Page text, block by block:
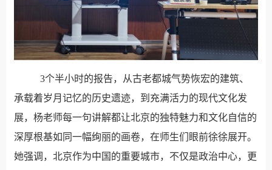
3个半小时的报告，从古老都城气势恢宏的建筑、
承载着岁月记忆的历史遗迹，到充满活力的现代文化发
展，杨老师每一句讲解都让北京的独特魅力和文化自信的
深厚根基如同一幅绚丽的画卷，在师生们眼前徐徐展开。
她强调，北京作为中国的重要城市，不仅是政治中心，更